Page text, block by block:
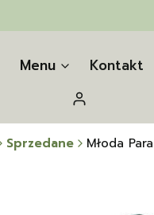
Menu Kontakt
Zaloguj się
Sprzedane
Młoda